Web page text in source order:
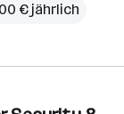
€ jährlich